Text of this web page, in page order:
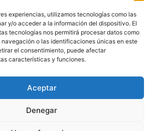
experiencias, utilizamos tecnologías como las
y/o acceder a la información del dispositivo. El
tecnologías nos permitirá procesar datos como
o las identificaciones únicas en este
el consentimiento, puede afectar
características y funciones.
Aceptar
Denegar
©2024 BeGlobal